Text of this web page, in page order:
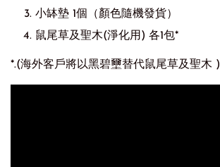
小缽墊 1個（顏色隨機發貨）
鼠尾草及聖木(淨化用) 各1包*
*.(海外客戶將以黑碧壐替代鼠尾草及聖木 )